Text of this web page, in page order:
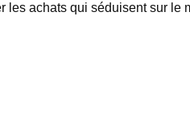
achats qui séduisent sur le